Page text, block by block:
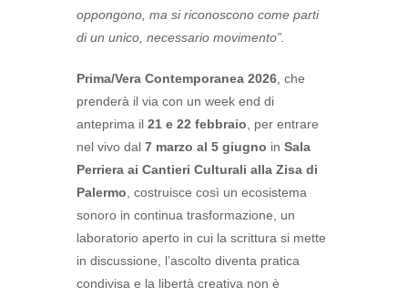
oppongono, ma si riconoscono come parti
di un unico, necessario movimento”.
Prima/Vera Contemporanea 2026 , che
prenderà il via con un week end di
anteprima il 21 e 22 febbraio , per entrare
nel vivo dal 7 marzo al 5 giugno in Sala
Perriera ai Cantieri Culturali alla Zisa di
Palermo , costruisce così un ecosistema
sonoro in continua trasformazione, un
laboratorio aperto in cui la scrittura si mette
in discussione, l’ascolto diventa pratica
condivisa e la libertà creativa non è